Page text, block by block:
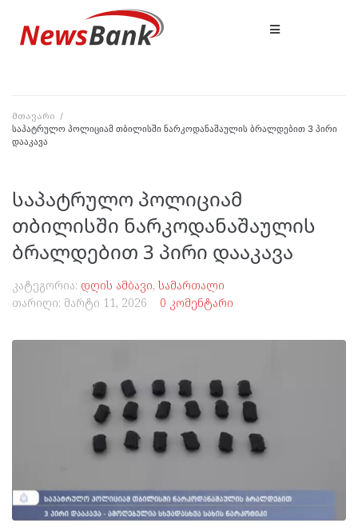
მთავარი /
საპატრულო პოლიციამ თბილისში ნარკოდანაშაულის ბრალდებით 3 პირი
დააკავა
საპატრულო პოლიციამ
თბილისში ნარკოდანაშაულის
ბრალდებით 3 პირი დააკავა
კატეგორია: დღის ამბავი, სამართალი
თარიღი: მარტი 11, 2026 0 კომენტარი